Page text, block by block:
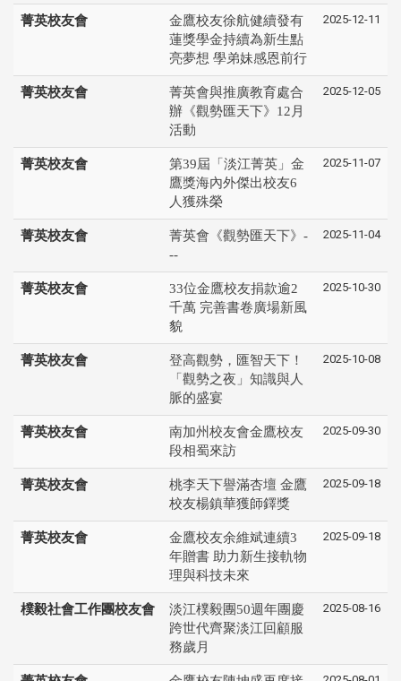
菁英校友會
金鷹校友徐航健續發有
蓮獎學金持續為新生點
亮夢想 學弟妹感恩前行
2025-12-11
菁英校友會
菁英會與推廣教育處合
辦《觀勢匯天下》12月
活動
2025-12-05
菁英校友會
第39屆「淡江菁英」金
鷹獎海內外傑出校友6
人獲殊榮
2025-11-07
菁英校友會
菁英會《觀勢匯天下》-
--
2025-11-04
菁英校友會
33位金鷹校友捐款逾2
千萬 完善書卷廣場新風
貌
2025-10-30
菁英校友會
登高觀勢，匯智天下！
「觀勢之夜」知識與人
脈的盛宴
2025-10-08
菁英校友會
南加州校友會金鷹校友
段相蜀來訪
2025-09-30
菁英校友會
桃李天下譽滿杏壇 金鷹
校友楊鎮華獲師鐸獎
2025-09-18
菁英校友會
金鷹校友余維斌連續3
年贈書 助力新生接軌物
理與科技未來
2025-09-18
樸毅社會工作團校友會
淡江樸毅團50週年團慶
跨世代齊聚淡江回顧服
務歲月
2025-08-16